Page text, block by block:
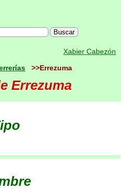
Xabier Cabezón
>>Errezuma
Errezuma